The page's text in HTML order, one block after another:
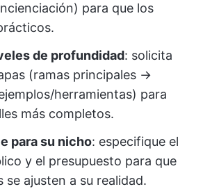
para que los
de profundidad: solicita
(ramas principales →
herramientas) para
más completos.
para su nicho: especifique el
y el presupuesto para que
se ajusten a su realidad.